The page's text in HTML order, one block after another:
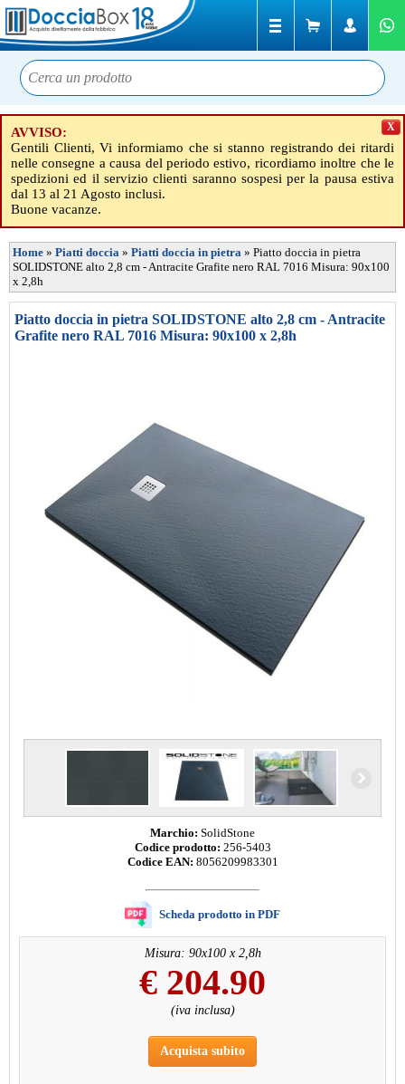
AVVISO:
Gentili Clienti, Vi informiamo che si stanno registrando dei ritardi
nelle consegne a causa del periodo estivo, ricordiamo inoltre che le
spedizioni ed il servizio clienti saranno sospesi per la pausa estiva
dal 13 al 21 Agosto inclusi.
Buone vacanze.
X
Home » Piatti doccia » Piatti doccia in pietra » Piatto doccia in pietra
SOLIDSTONE alto 2,8 cm - Antracite Grafite nero RAL 7016 Misura: 90x100
x 2,8h
Piatto doccia in pietra SOLIDSTONE alto 2,8 cm - Antracite
Grafite nero RAL 7016 Misura: 90x100 x 2,8h
Marchio: SolidStone
Codice prodotto: 256-5403
Codice EAN: 8056209983301
Scheda prodotto in PDF
Misura: 90x100 x 2,8h
€ 204.90
(iva inclusa)
Acquista subito